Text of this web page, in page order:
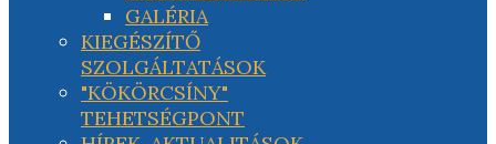
GALÉRIA
KIEGÉSZÍTŐ
SZOLGÁLTATÁSOK
"KÖKÖRCSÍNY"
TEHETSÉGPONT